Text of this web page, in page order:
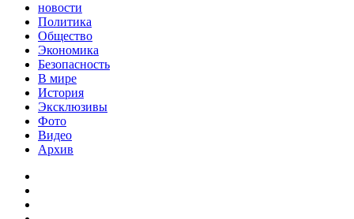
новости
Политика
Общество
Экономика
Безопасность
В мире
История
Эксклюзивы
Фото
Видео
Архив